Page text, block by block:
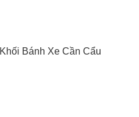
Khối Bánh Xe Cần Cẩu